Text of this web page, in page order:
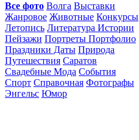
Все фото Волга Выставки
Жанровое Животные Конкурсы
Летопись Литература Истории
Пейзажи Портреты Портфолио
Праздники Даты Природа
Путешествия Саратов
Свадебные Мода События
Спорт Справочная Фотографы
Энгельс Юмор